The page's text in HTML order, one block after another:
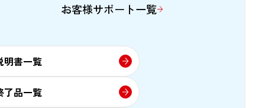
お客様サポート一覧
明書一覧
了品一覧